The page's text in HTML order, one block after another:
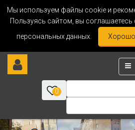
Мы используем файлы cookie и
Пользуясь сайтом, вы
персональных данных.
0